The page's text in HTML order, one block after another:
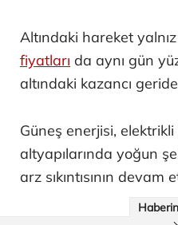
Altındaki hareket
fiyatları da aynı gün
altındaki kazancı geride
Güneş enerjisi,
altyapılarında yoğun
arz sıkıntısının